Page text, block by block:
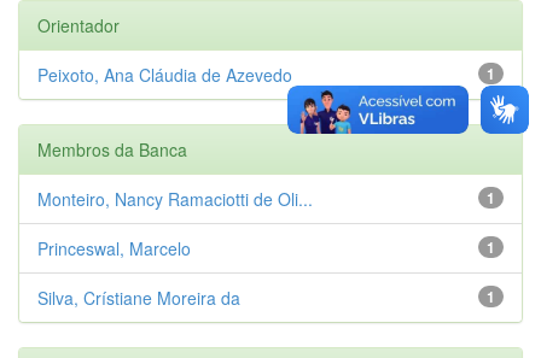
Orientador
1
Peixoto, Ana Cláudia de Azevedo
Membros da Banca
1
Monteiro, Nancy Ramaciotti de Oli...
1
Princeswal, Marcelo
1
Silva, Crístiane Moreira da